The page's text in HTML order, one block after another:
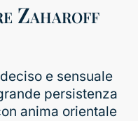
Zaharoff
e sensuale
persistenza
anima orientale